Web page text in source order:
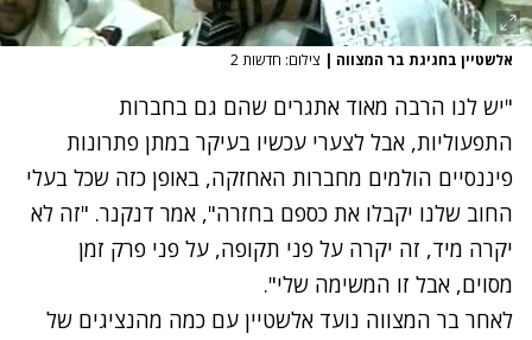
אלשטיין בחגיגת בר המצווה | צילום: חדשות 2
"יש לנו הרבה מאוד אתגרים שהם גם בחברות
התפעוליות, אבל לצערי עכשיו בעיקר במתן פתרונות
פיננסיים הולמים מחברות האחזקה, באופן כזה שכל בעלי
החוב שלנו יקבלו את כספם בחזרה", אמר דנקנר. "זה לא
יקרה מיד, זה יקרה על פני תקופה, על פני פרק זמן
מסוים, אבל זו המשימה שלי".
לאחר בר המצווה נועד אלשטיין עם כמה מהנציגים של